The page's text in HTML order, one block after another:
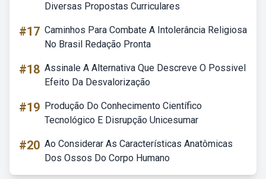
Diversas Propostas Curriculares
#17 Caminhos Para Combate A Intolerância Religiosa
No Brasil Redação Pronta
#18 Assinale A Alternativa Que Descreve O Possivel
Efeito Da Desvalorização
#19 Produção Do Conhecimento Científico
Tecnológico E Disrupção Unicesumar
#20 Ao Considerar As Características Anatômicas
Dos Ossos Do Corpo Humano